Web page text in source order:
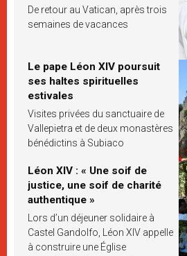
De retour au Vatican, après trois
semaines de vacances
Le pape Léon XIV poursuit
ses haltes spirituelles
estivales
Visites privées du sanctuaire de
Vallepietra et de deux monastères
bénédictins à Subiaco
Léon XIV : « Une soif de
justice, une soif de charité
authentique »
Lors d’un déjeuner solidaire à
Castel Gandolfo, Léon XIV appelle
à construire une Église